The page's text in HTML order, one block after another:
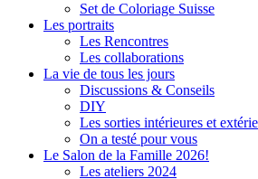
Set de Coloriage Suisse
Les portraits
Les Rencontres
Les collaborations
La vie de tous les jours
Discussions & Conseils
DIY
Les sorties intérieures et
On a testé pour vous
Le Salon de la Famille 2026!
Les ateliers 2024